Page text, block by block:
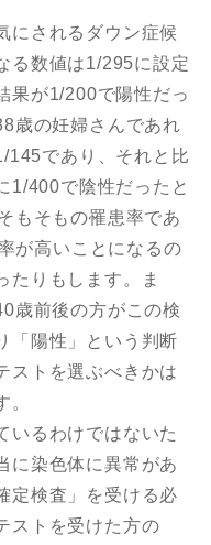
にされるダウン症候
る数値は1/295に設定
果が1/200で陽性だっ
歳の妊婦さんであれ
145であり、それと比
1/400で陰性だったと
もそもの罹患率であ
が高いことになるの
たりもします。ま
歳前後の方がこの検
「陽性」という判断
ストを選ぶべきかは
。
いるわけではないた
に染色体に異常があ
定検査」を受ける必
ストを受けた方の